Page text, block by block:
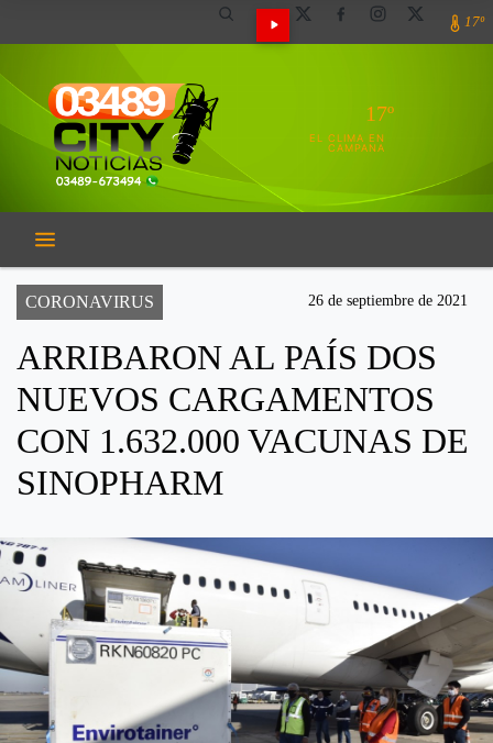
17º
17º
EL CLIMA EN
CAMPANA
CORONAVIRUS 26 de septiembre de 2021
ARRIBARON AL PAÍS DOS
NUEVOS CARGAMENTOS
CON 1.632.000 VACUNAS DE
SINOPHARM